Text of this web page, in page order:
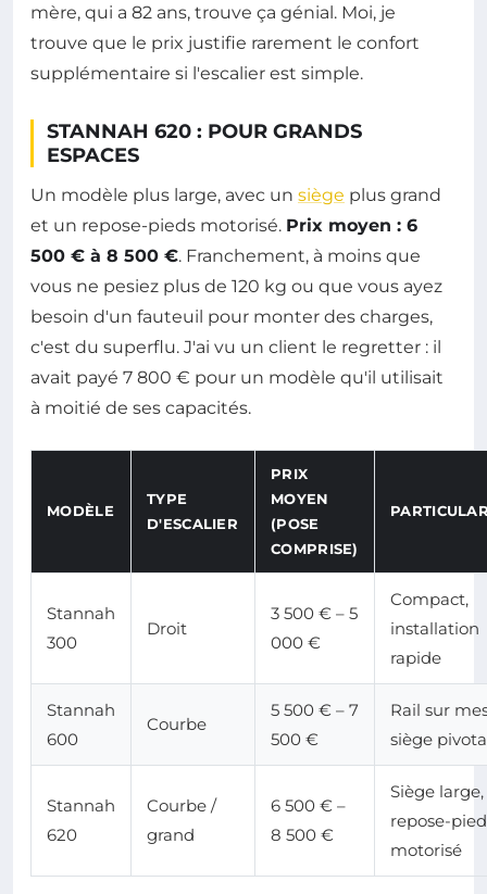
mère, qui a 82 ans, trouve ça génial. Moi, je
trouve que le prix justifie rarement le confort
supplémentaire si l'escalier est simple.
STANNAH 620 : POUR GRANDS
ESPACES
Un modèle plus large, avec un siège plus grand
et un repose-pieds motorisé. Prix moyen : 6
500 € à 8 500 €. Franchement, à moins que
vous ne pesiez plus de 120 kg ou que vous ayez
besoin d'un fauteuil pour monter des charges,
c'est du superflu. J'ai vu un client le regretter : il
avait payé 7 800 € pour un modèle qu'il utilisait
à moitié de ses capacités.
MODÈLE
TYPE
D'ESCALIER
PRIX
MOYEN
(POSE
COMPRISE)
Stannah
300
Droit
3 500 € – 5
000 €
Compact,
installation
rapide
Stannah
600
Courbe
5 500 € – 7
500 €
Rail sur
siège
Stannah
620
Courbe /
grand
6 500 € –
8 500 €
Siège large,
repose-
motorisé